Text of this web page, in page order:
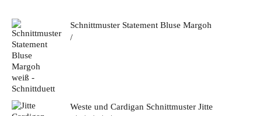
Schnittmuster Statement Bluse Margoh
Weste und Cardigan Schnittmuster Jitte